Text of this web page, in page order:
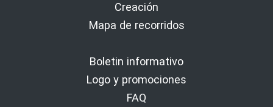
Creación
Mapa de recorridos
Boletin informativo
Logo y promociones
FAQ